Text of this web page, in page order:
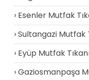
Esenler Mutfak
Sultangazi Mutfak
Eyüp Mutfak
Gaziosmanpaşa